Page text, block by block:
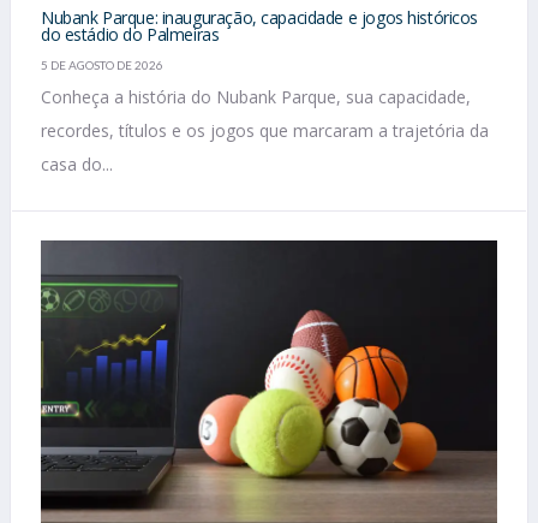
Nubank Parque: inauguração, capacidade e jogos históricos
do estádio do Palmeiras
5 DE AGOSTO DE 2026
Conheça a história do Nubank Parque, sua capacidade,
recordes, títulos e os jogos que marcaram a trajetória da
casa do...